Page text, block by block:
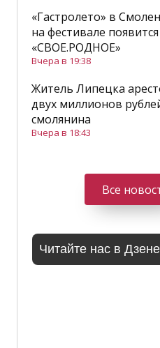
«Гастролето» в
на фестивале
«СВОЕ.РОДНОЕ»
Вчера в 19:38
Житель Липецка
двух миллионов
смолянина
Вчера в 18:43
Все
Читайте нас в Дзене